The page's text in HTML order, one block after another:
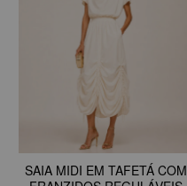
SAIA MIDI EM TAFETÁ COM